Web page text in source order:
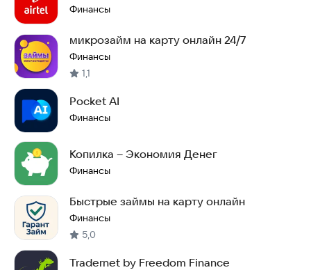
Финансы
микрозайм на карту онлайн 24/7
Финансы
1,1
Pocket AI
Финансы
Копилка – Экономия Денег
Финансы
Быстрые займы на карту онлайн
Финансы
5,0
Tradernet by Freedom Finance